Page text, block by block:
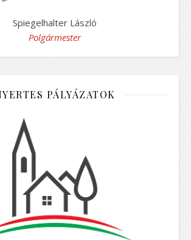
Spiegelhalter László
Polgármester
PÁLYÁZATOK